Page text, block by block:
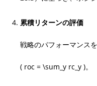
累積リターンの評価
戦略のパフォーマンス
( roc = \sum_y rc_y )。